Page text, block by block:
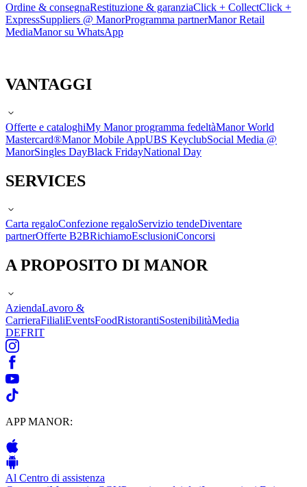
Ordine & consegnaRestituzione & garanziaClick + CollectClick +
ExpressSuppliers @ ManorProgramma partnerManor Retail
MediaManor su WhatsApp
VANTAGGI
Offerte e cataloghiMy Manor programma fedeltàManor World
Mastercard®Manor Mobile AppUBS KeyclubSocial Media @
ManorSingles DayBlack FridayNational Day
SERVICES
Carta regaloConfezione regaloServizio tendeDiventare
partnerOfferte B2BRichiamoEsclusioniConcorsi
A PROPOSITO DI MANOR
AziendaLavoro &
CarrieraFilialiEventsFoodRistorantiSostenibilitàMedia
DEFRIT
APP MANOR:
Al Centro di assistenza